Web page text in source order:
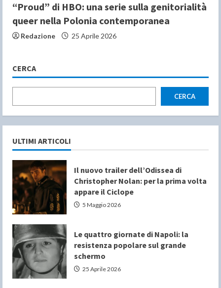
“Proud” di HBO: una serie sulla genitorialità
queer nella Polonia contemporanea
Redazione 25 Aprile 2026
CERCA
CERCA
ULTIMI ARTICOLI
Il nuovo trailer dell’Odissea di
Christopher Nolan: per la prima volta
appare il Ciclope
5 Maggio 2026
Le quattro giornate di Napoli: la
resistenza popolare sul grande
schermo
25 Aprile 2026